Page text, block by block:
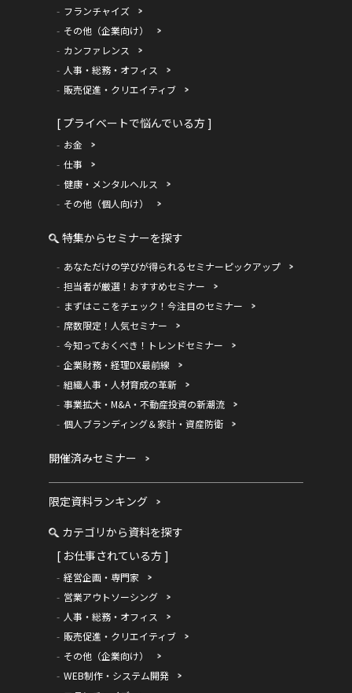
フランチャイズ
その他（企業向け）
カンファレンス
人事・総務・オフィス
販売促進・クリエイティブ
[ プライベートで悩んでいる方 ]
お金
仕事
健康・メンタルヘルス
その他（個人向け）
特集からセミナーを探す
あなただけの学びが得られるセミナーピックアップ
担当者が厳選！おすすめセミナー
まずはここをチェック！今注目のセミナー
席数限定！人気セミナー
今知っておくべき！トレンドセミナー
企業財務・経理DX最前線
組織人事・人材育成の革新
事業拡大・M&A・不動産投資の新潮流
個人ブランディング＆家計・資産防衛
開催済みセミナー
限定資料ランキング
カテゴリから資料を探す
[ お仕事されている方 ]
経営企画・専門家
営業アウトソーシング
人事・総務・オフィス
販売促進・クリエイティブ
その他（企業向け）
WEB制作・システム開発